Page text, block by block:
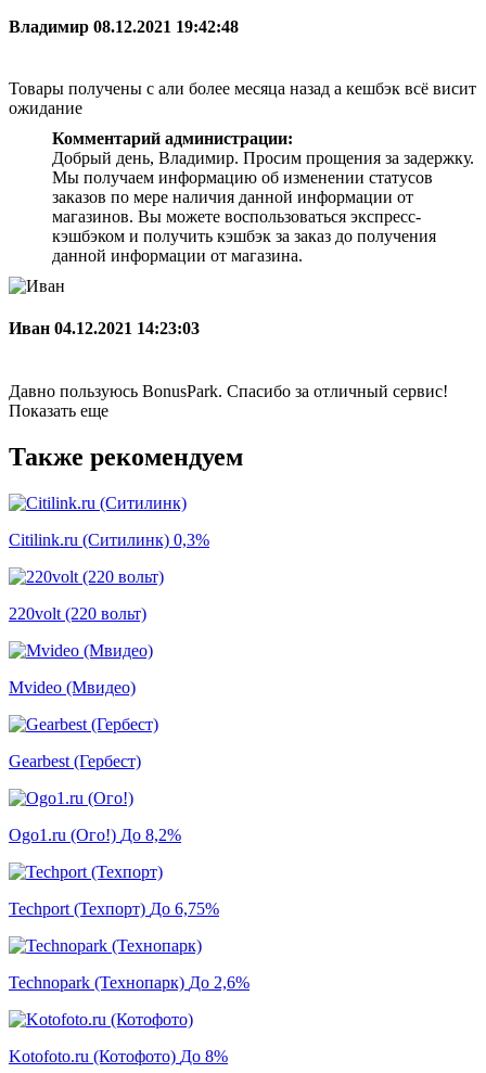
Владимир 08.12.2021 19:42:48
Товары получены с али более месяца назад а кешбэк всё висит
ожидание
Комментарий администрации:
Добрый день, Владимир. Просим прощения за задержку.
Мы получаем информацию об изменении статусов
заказов по мере наличия данной информации от
магазинов. Вы можете воспользоваться экспресс-
кэшбэком и получить кэшбэк за заказ до получения
данной информации от магазина.
Иван 04.12.2021 14:23:03
Давно пользуюсь BonusPark. Спасибо за отличный сервис!
Показать еще
Также рекомендуем
Citilink.ru (Ситилинк) 0,3%
220volt (220 вольт)
Mvideo (Мвидео)
Gearbest (Гербест)
Ogo1.ru (Ого!) До 8,2%
Techport (Техпорт) До 6,75%
Technopark (Технопарк) До 2,6%
Kotofoto.ru (Котофото) До 8%